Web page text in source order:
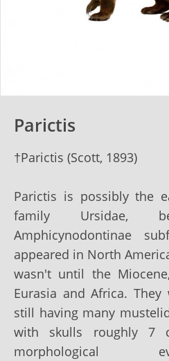
Parictis
†Parictis (Scott, 1893)
Parictis is possibly the
family Ursidae,
Amphicynodontinae
appeared in North
wasn't until the
Eurasia and Africa.
still having many
with skulls roughly 7
morphological